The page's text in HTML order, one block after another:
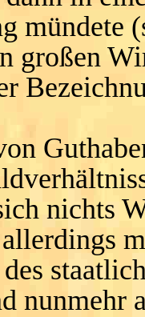
mündete
großen
nichts
nunmehr